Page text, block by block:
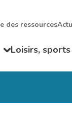
des ressources
Loisirs,
Ouvrir/